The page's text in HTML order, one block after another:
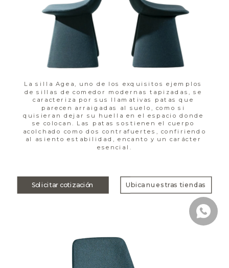
Ubica nuestras tiendas
Solicitar cotización
La silla Agea, uno de los exquisitos ejemplos
de sillas de comedor modernas tapizadas, se
caracteriza por sus llamativas patas que
parecen arraigadas al suelo, como si
quisieran dejar su huella en el espacio donde
se colocan. Las patas sostienen el cuerpo
acolchado como dos contrafuertes, confiriendo
al asiento estabilidad, encanto y un carácter
esencial.